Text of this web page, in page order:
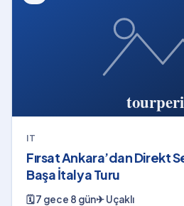
IT
Fırsat Ankara’dan Direkt
Başa İtalya Turu
🗓7 gece 8 gün✈Uçaklı